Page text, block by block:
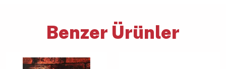
Benzer Ürünler